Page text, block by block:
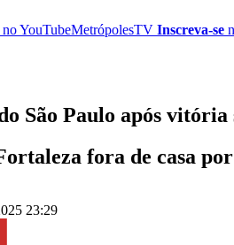
YouTubeMetrópolesTV Inscreva-se
São Paulo após
fora de casa
23:29